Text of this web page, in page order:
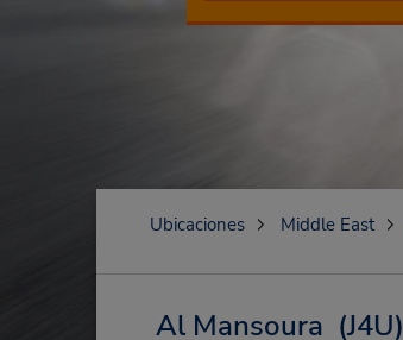
Ubicaciones Middle East
Al Mansoura (J4U)